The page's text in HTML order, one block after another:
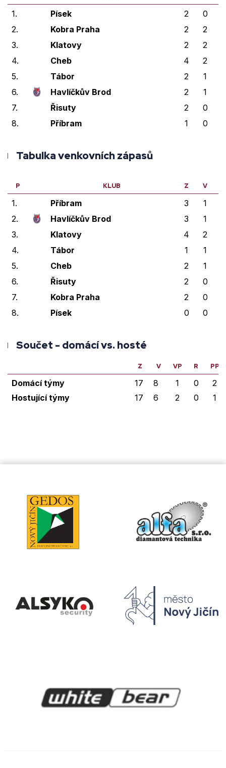
1. Písek 2 0
2.
Kobra Praha 2 2
3.
Klatovy 2 2
4.
Cheb 4 2
5.
Tábor 2 1
6.
Havlíčkův Brod 2 1
7.
Řisuty 2 0
8.
Příbram 1 0
Tabulka venkovních zápasů
P KLUB Z V
1. Příbram 3 1
2.
Havlíčkův Brod 3 1
3.
Klatovy 4 2
4.
Tábor 1 1
5.
Cheb 2 1
6.
Řisuty 2 0
7.
Kobra Praha 2 0
8.
Písek 0 0
Součet - domácí vs. hosté
Z V VP R PP
Domácí týmy 17 8 1 0
2
Hostující týmy
17 6 2 0 1